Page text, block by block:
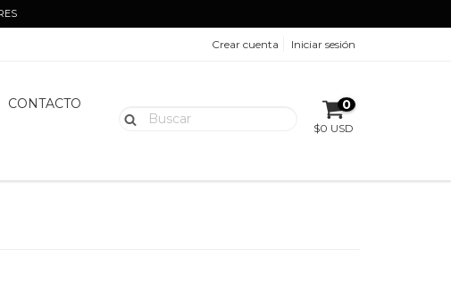
Crear cuenta Iniciar sesión
CONTACTO 0
$0 USD